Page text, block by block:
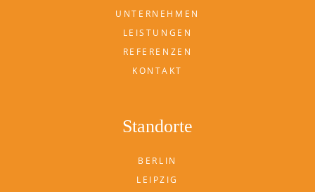
UNTERNEHMEN
LEISTUNGEN
REFERENZEN
KONTAKT
Standorte
BERLIN
LEIPZIG